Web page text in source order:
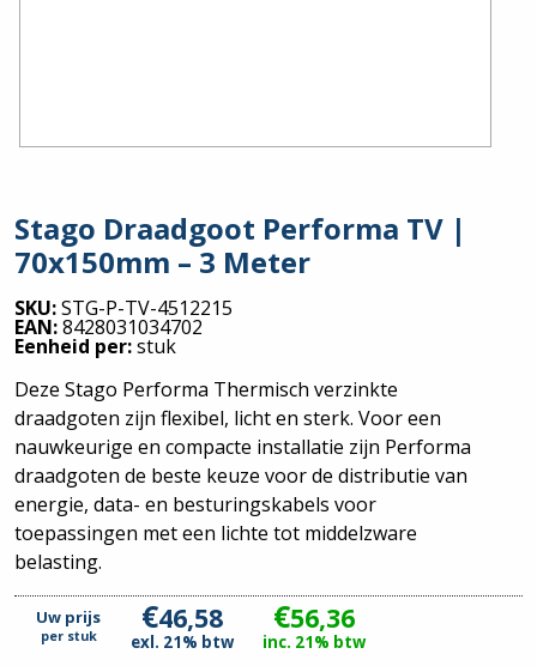
Stago Draadgoot Performa TV |
70x150mm – 3 Meter
SKU:STG-P-TV-4512215
EAN:8428031034702
Eenheid per:stuk
Deze Stago Performa Thermisch verzinkte
draadgoten zijn flexibel, licht en sterk. Voor een
nauwkeurige en compacte installatie zijn Performa
draadgoten de beste keuze voor de distributie van
energie, data- en besturingskabels voor
toepassingen met een lichte tot middelzware
belasting.
Uw prijs
per stuk €46,58
exl. 21% btw
€56,36
inc. 21% btw